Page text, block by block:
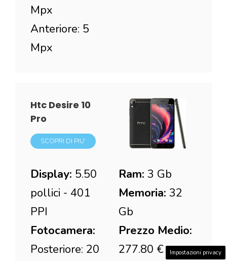
Mpx
Anteriore: 5
Mpx
Htc Desire 10
Pro
SCOPRI DI PIU'
Display: 5.50
pollici - 401
PPI
Fotocamera:
Posteriore: 20
Ram: 3 Gb
Memoria: 32
Gb
Prezzo Medio:
277.80 €
Impostazioni privacy